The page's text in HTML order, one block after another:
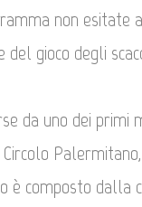
non
gioco degli
da uno dei
composto dalla